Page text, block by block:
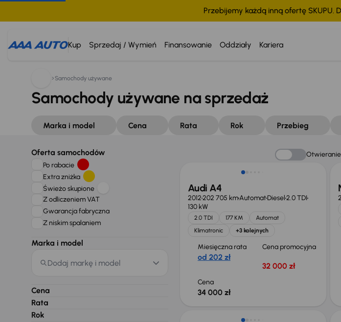
Przebijemy każdą inną ofertę SKUPU.
Kup Sprzedaj / Wymień Finansowanie Oddziały Kariera
Samochody używane
Samochody używane na sprzedaż
Marka i model Cena Rata Rok Przebieg
Oferta samochodów
Po rabacie
Extra zniżka
Świeżo skupione
Z odliczeniem VAT
Gwarancja fabryczna
Z niskim spalaniem
Marka i model
Dodaj markę i model
Cena
Rata
Rok
Audi A4
2012202 705 kmAutomatDiesel2.0 TDI
130 kW
2.0 TDI 177 KM
Automat
Klimatronic
+3 kolejnych
Miesięczna rata
od 202 zł
Cena promocyjna
32 000 zł
Cena
34 000 zł